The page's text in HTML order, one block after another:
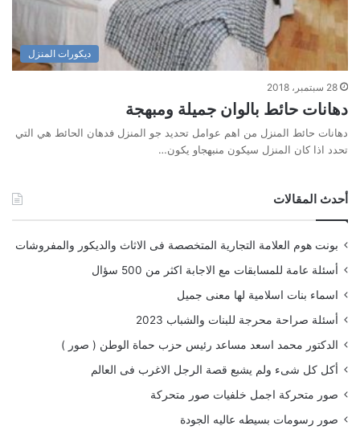
ديكورات المنزل
28 سبتمبر، 2018
دهانات حائط بالوان جميلة ومبهجة
دهانات حائط المنزل من اهم عوامل تحديد جو المنزل فدهان الحائط هي التي
تحدد اذا كان المنزل سيكون منبهجاو يكون…
أحدث المقالات
بونت هوم العلامة التجارية المتخصصة فى الاثاث والديكور والمفروشات
أسئلة عامة للمسابقات مع الاجابة اكثر من 500 سؤال
اسماء بنات اسلامية لها معنى جميل
أسئلة صراحة محرجة للبنات والشباب 2023
الدكتور محمد اسعد مساعد رئيس حزب حماة الوطن ( صور )
أكل كل شىء ولم يشبع قصة الرجل الاغرب فى العالم
صور متحركة اجمل خلفيات صور متحركة
صور رسومات بسيطه عاليه الجودة